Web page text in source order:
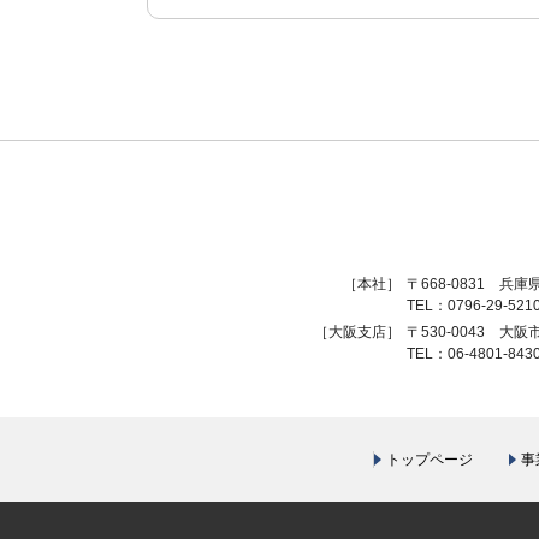
［本社］ 〒668-0831 兵庫
TEL：0796-29-
［大阪支店］
〒530-0043
大阪
TEL：06-4801-
トップページ 事